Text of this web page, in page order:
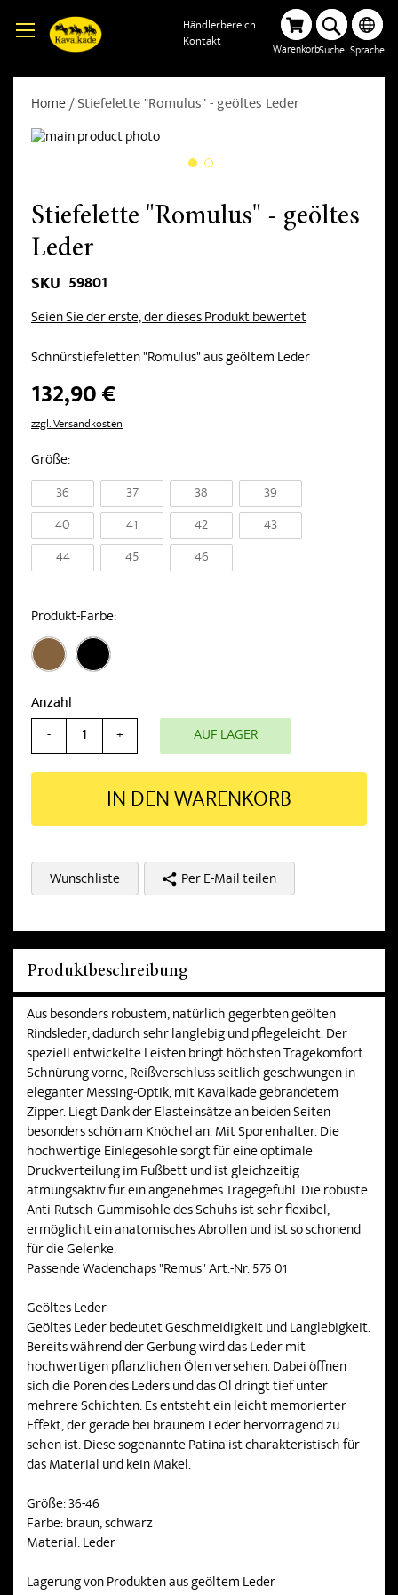
Händlerbereich
Kontakt
Sprache
WarenkorbSuche
Home Stiefelette "Romulus" - geöltes Leder
Stiefelette "Romulus" - geöltes
Leder
SKU 59801
Seien Sie der erste, der dieses Produkt bewertet
Schnürstiefeletten "Romulus" aus geöltem Leder
132,90 €
zzgl. Versandkosten
Größe
36
37 38
39
40
41 42
43
44
45 46
Produkt-Farbe
Anzahl
- + AUF LAGER
IN DEN WARENKORB
Wunschliste Per E-Mail teilen
Produktbeschreibung
Aus besonders robustem, natürlich gegerbten geölten
Rindsleder, dadurch sehr langlebig und pflegeleicht. Der
speziell entwickelte Leisten bringt höchsten Tragekomfort.
Schnürung vorne, Reißverschluss seitlich geschwungen in
eleganter Messing-Optik, mit Kavalkade gebrandetem
Zipper. Liegt Dank der Elasteinsätze an beiden Seiten
besonders schön am Knöchel an. Mit Sporenhalter. Die
hochwertige Einlegesohle sorgt für eine optimale
Druckverteilung im Fußbett und ist gleichzeitig
atmungsaktiv für ein angenehmes Tragegefühl. Die robuste
Anti-Rutsch-Gummisohle des Schuhs ist sehr flexibel,
ermöglicht ein anatomisches Abrollen und ist so schonend
für die Gelenke.
Passende Wadenchaps "Remus" Art.-Nr. 575 01
Geöltes Leder
Geöltes Leder bedeutet Geschmeidigkeit und Langlebigkeit.
Bereits während der Gerbung wird das Leder mit
hochwertigen pflanzlichen Ölen versehen. Dabei öffnen
sich die Poren des Leders und das Öl dringt tief unter
mehrere Schichten. Es entsteht ein leicht memorierter
Effekt, der gerade bei braunem Leder hervorragend zu
sehen ist. Diese sogenannte Patina ist charakteristisch für
das Material und kein Makel.
Größe: 36-46
Farbe: braun, schwarz
Material: Leder
Lagerung von Produkten aus geöltem Leder